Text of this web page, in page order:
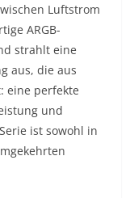
Luftstrom
ARGB-
strahlt eine
aus, die aus
eine perfekte
und
ist sowohl in